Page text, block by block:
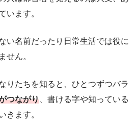
います。
い名前だったり日常生活では役に
せん。
りたちを知ると、ひとつずつバラ
つながり 、書ける字や知っている
きます。